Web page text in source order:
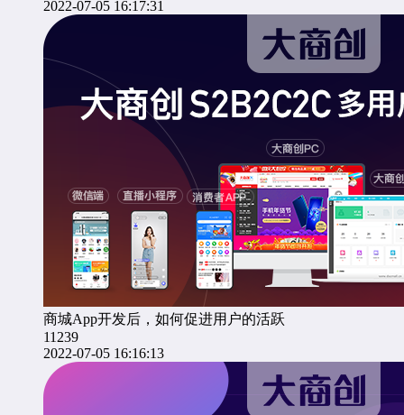
2022-07-05 16:17:31
商城App开发后，如何促进用户的活跃
11239
2022-07-05 16:16:13